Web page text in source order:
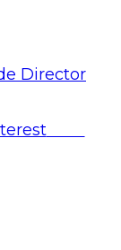
Director
Save